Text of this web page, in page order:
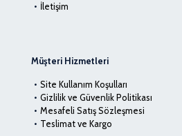
İletişim
Müşteri Hizmetleri
Site Kullanım Koşulları
Gizlilik ve Güvenlik Politikası
Mesafeli Satış Sözleşmesi
Teslimat ve Kargo